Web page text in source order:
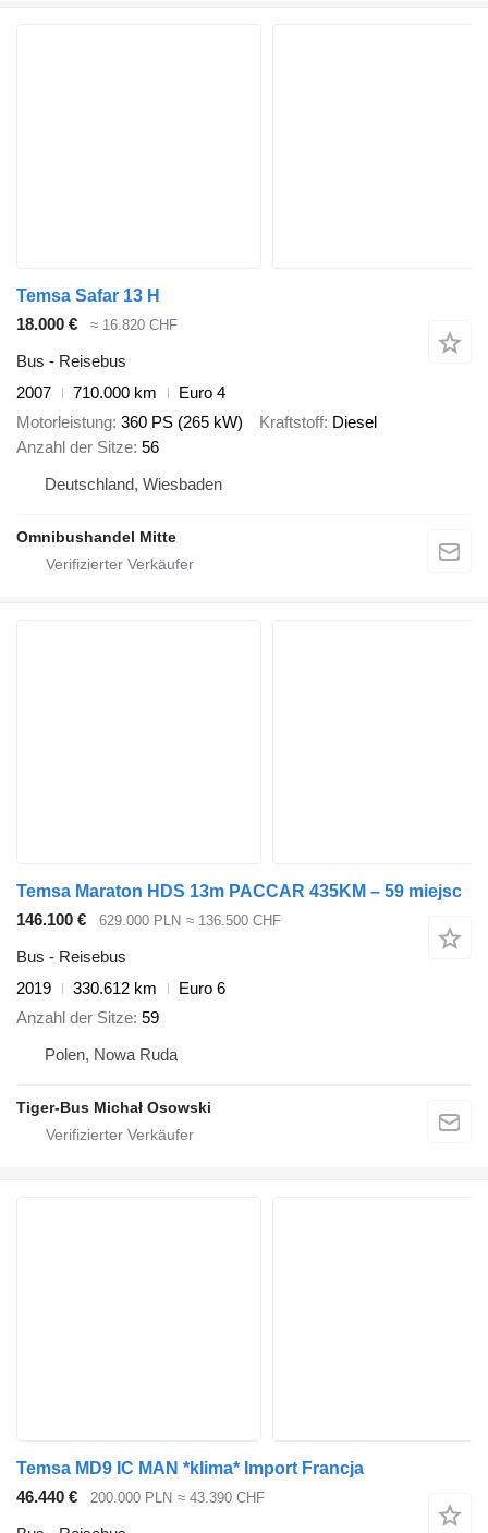
Temsa Safar 13 H
18.000 €
≈ 16.820 CHF
Bus - Reisebus
2007
710.000 km
Euro 4
Motorleistung 360 PS (265 kW) Kraftstoff Diesel
Anzahl der Sitze 56
Deutschland, Wiesbaden
Omnibushandel Mitte
Temsa Maraton HDS 13m PACCAR 435KM – 59 miejsc
146.100 €
629.000 PLN ≈ 136.500 CHF
Bus - Reisebus
2019
330.612 km
Euro 6
Anzahl der Sitze 59
Polen, Nowa Ruda
Tiger-Bus Michał Osowski
Temsa MD9 IC MAN *klima* Import Francja
46.440 €
200.000 PLN ≈ 43.390 CHF